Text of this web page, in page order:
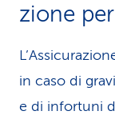
zione
in caso di
e di infortuni